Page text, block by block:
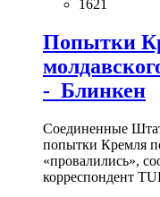
1621
Попытки
- Блинкен
Соединенные
попытки Кремля
«провалились»,
корреспондент